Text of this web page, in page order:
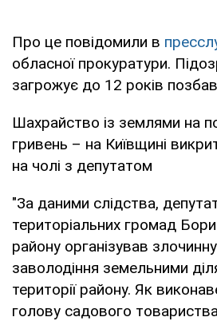
Про це повідомили в
обласної прокуратури.
загрожує до 12 років
Шахрайство із землями на
гривень – на Київщині
на чолі з депутатом
"За даними слідства, депутат
територіальних громад
району організував
заволодіння земельними
території району. Як
голову садового